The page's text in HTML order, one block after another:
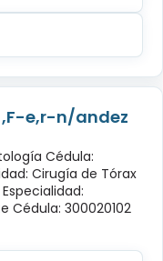
,F-e,r-n/andez
Cédula:
Cirugía de Tórax
Especialidad:
Cédula: 300020102